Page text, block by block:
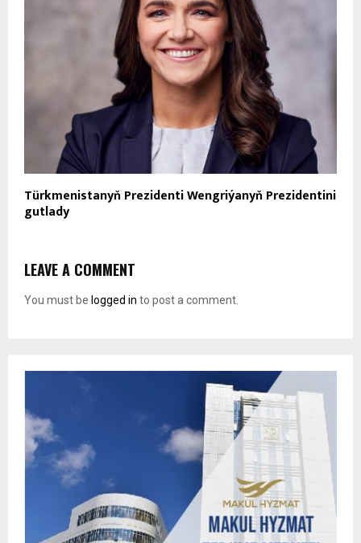
Türkmenistanyň Prezidenti Wengriýanyň Prezidentini
gutlady
LEAVE A COMMENT
You must be logged in to post a comment.